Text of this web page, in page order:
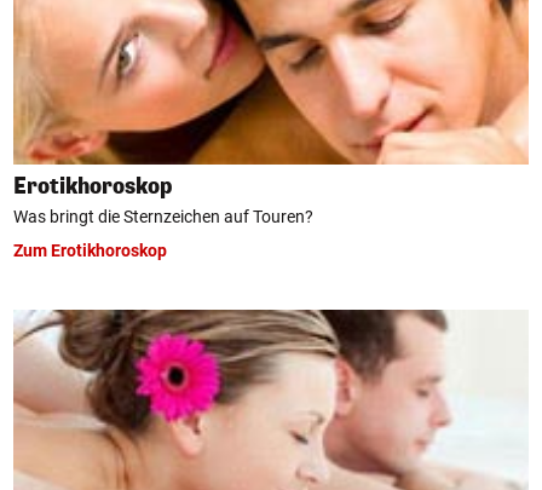
Erotikhoroskop
Was bringt die Sternzeichen auf Touren?
Zum Erotikhoroskop